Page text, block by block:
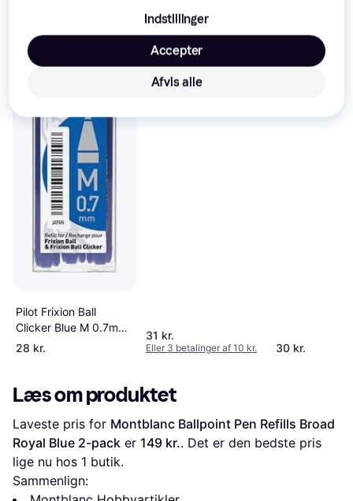
Pilot Frixion Ball
Clicker Blue M 0.7mm
Refill 3-pack
28 kr.
Parker Quinkflow
Ballpoint Refill Blue F
31 kr.
Eller 3 betalinger af 10 kr. 30 kr.
Læs om produktet
Laveste pris for Montblanc Ballpoint Pen Refills Broad
Royal Blue 2-pack er 149 kr.. Det er den bedste pris
lige nu hos 1 butik.
Sammenlign:
Indstillinger
Afvis alle
Accepter